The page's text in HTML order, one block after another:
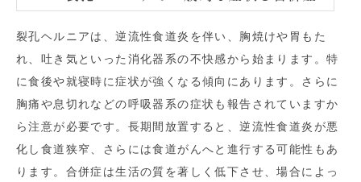
裂孔ヘルニアは、逆流性食道炎を伴い、胸焼けや胃もた
れ、吐き気といった消化器系の不快感から始まります。特
に食後や就寝時に症状が強くなる傾向にあります。さらに
胸痛や息切れなどの呼吸器系の症状も報告されていますか
ら注意が必要です。長期間放置すると、逆流性食道炎が悪
化し食道狭窄、さらには食道がんへと進行する可能性もあ
ります。合併症は生活の質を著しく低下させ、場合によっ